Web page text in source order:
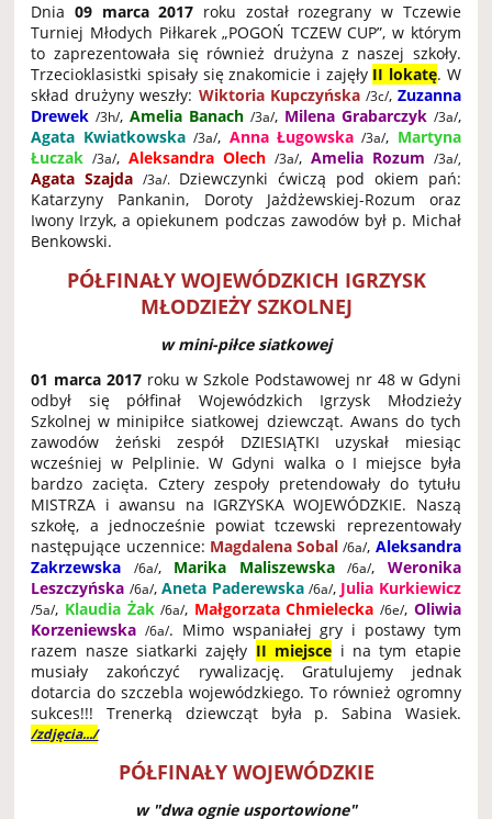
Dnia 09 marca 2017 roku został rozegrany w Tczewie
Turniej Młodych Piłkarek „POGOŃ TCZEW CUP”, w którym
to zaprezentowała się również drużyna z naszej szkoły.
Trzecioklasistki spisały się znakomicie i zajęły II lokatę. W
skład drużyny weszły: Wiktoria Kupczyńska /3c/, Zuzanna
Drewek/3h/,Amelia Banach /3a/, Milena Grabarczyk /3a/,
Agata Kwiatkowska /3a/, Anna Ługowska /3a/, Martyna
Łuczak/3a/,Aleksandra Olech /3a/, Amelia Rozum /3a/,
Agata Szajda/3a/. Dziewczynki ćwiczą pod okiem pań:
Katarzyny Pankanin, Doroty Jażdżewskiej-Rozum oraz
Iwony Irzyk, a opiekunem podczas zawodów był p. Michał
Benkowski.
PÓŁFINAŁY WOJEWÓDZKICH IGRZYSK
MŁODZIEŻY SZKOLNEJ
w mini-piłce siatkowej
01 marca 2017 roku w Szkole Podstawowej nr 48 w Gdyni
odbył się półfinał Wojewódzkich Igrzysk Młodzieży
Szkolnej w minipiłce siatkowej dziewcząt. Awans do tych
zawodów żeński zespół DZIESIĄTKI uzyskał miesiąc
wcześniej w Pelplinie. W Gdyni walka o I miejsce była
bardzo zacięta. Cztery zespoły pretendowały do tytułu
MISTRZA i awansu na IGRZYSKA WOJEWÓDZKIE. Naszą
szkołę, a jednocześnie powiat tczewski reprezentowały
następujące uczennice: Magdalena Sobal /6a/, Aleksandra
Zakrzewska /6a/, Marika Maliszewska /6a/, Weronika
Leszczyńska /6a/,Aneta Paderewska /6a/, Julia Kurkiewicz
/5a/, Klaudia Żak /6a/, Małgorzata Chmielecka/6e/, Oliwia
Korzeniewska /6a/. Mimo wspaniałej gry i postawy tym
razem nasze siatkarki zajęły II miejsce i na tym etapie
musiały zakończyć rywalizację. Gratulujemy jednak
dotarcia do szczebla wojewódzkiego. To również ogromny
sukces!!! Trenerką dziewcząt była p. Sabina Wasiek.
/zdjęcia.../
PÓŁFINAŁY WOJEWÓDZKIE
w "dwa ognie usportowione"